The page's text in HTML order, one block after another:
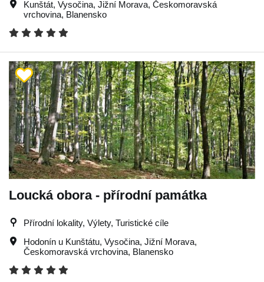
Kunštát, Vysočina, Jižní Morava, Českomoravská
vrchovina, Blanensko
Loucká obora - přírodní památka
Přírodní lokality, Výlety, Turistické cíle
Hodonín u Kunštátu, Vysočina, Jižní Morava,
Českomoravská vrchovina, Blanensko